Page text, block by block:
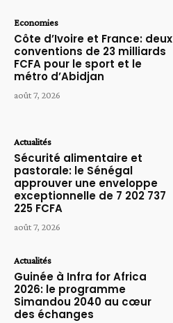
Economies
Côte d’Ivoire et France: deux
conventions de 23 milliards
FCFA pour le sport et le
métro d’Abidjan
août 7, 2026
Actualités
Sécurité alimentaire et
pastorale: le Sénégal
approuver une enveloppe
exceptionnelle de 7 202 737
225 FCFA
août 7, 2026
Actualités
Guinée à Infra for Africa
2026: le programme
Simandou 2040 au cœur
des échanges